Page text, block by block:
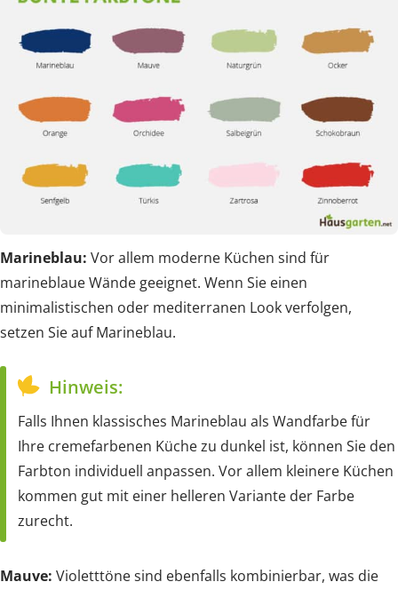
Marineblau: Vor allem moderne Küchen sind für
marineblaue Wände geeignet. Wenn Sie einen
minimalistischen oder mediterranen Look verfolgen,
setzen Sie auf Marineblau.
Hinweis:
Falls Ihnen klassisches Marineblau als Wandfarbe für
Ihre cremefarbenen Küche zu dunkel ist, können Sie den
Farbton individuell anpassen. Vor allem kleinere Küchen
kommen gut mit einer helleren Variante der Farbe
zurecht.
Mauve: Violetttöne sind ebenfalls kombinierbar, was die